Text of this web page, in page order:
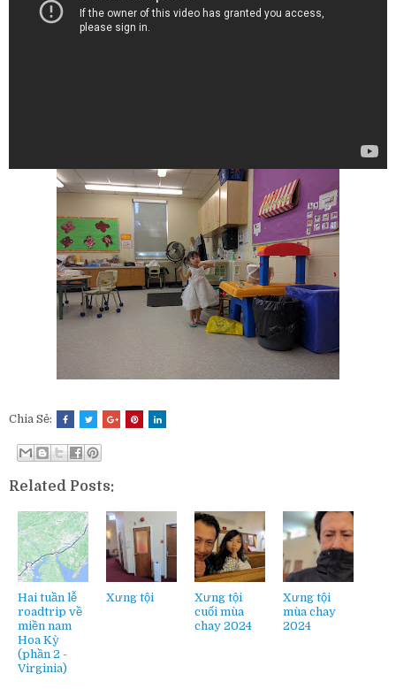
Chia Sẻ:
Related Posts:
Hai tuần lễ
roadtrip về
miền nam
Hoa Kỳ
(phần 2 -
Virginia)
Xưng tội
Xưng tội
cuối mùa
chay 2024
Xưng tội
mùa chay
2024